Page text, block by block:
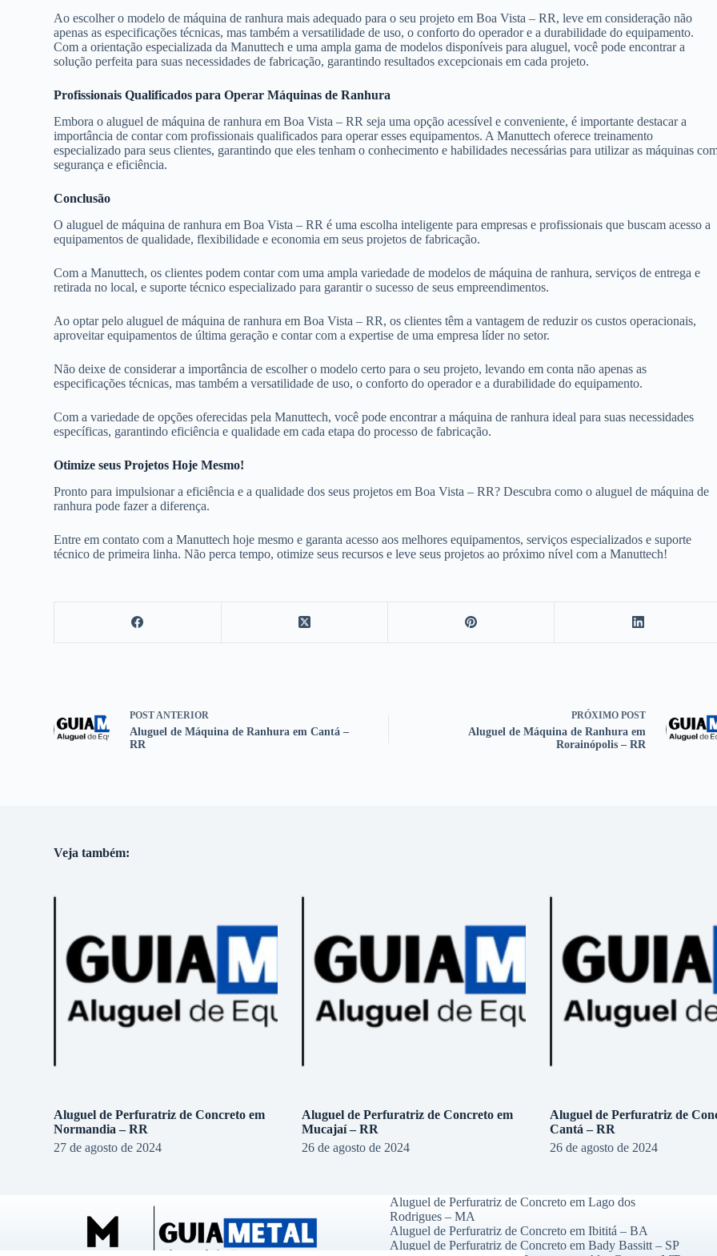
Ao escolher o modelo de máquina de ranhura mais adequado para o seu projeto em Boa Vista – RR, leve em consideração não
apenas as especificações técnicas, mas também a versatilidade de uso, o conforto do operador e a durabilidade do equipamento.
Com a orientação especializada da Manuttech e uma ampla gama de modelos disponíveis para aluguel, você pode encontrar a
solução perfeita para suas necessidades de fabricação, garantindo resultados excepcionais em cada projeto.
Profissionais Qualificados para Operar Máquinas de Ranhura
Embora o aluguel de máquina de ranhura em Boa Vista – RR seja uma opção acessível e conveniente, é importante destacar a
importância de contar com profissionais qualificados para operar esses equipamentos. A Manuttech oferece treinamento
especializado para seus clientes, garantindo que eles tenham o conhecimento e habilidades necessárias para utilizar as máquinas
segurança e eficiência.
Conclusão
O aluguel de máquina de ranhura em Boa Vista – RR é uma escolha inteligente para empresas e profissionais que buscam acesso a
equipamentos de qualidade, flexibilidade e economia em seus projetos de fabricação.
Com a Manuttech, os clientes podem contar com uma ampla variedade de modelos de máquina de ranhura, serviços de entrega e
retirada no local, e suporte técnico especializado para garantir o sucesso de seus empreendimentos.
Ao optar pelo aluguel de máquina de ranhura em Boa Vista – RR, os clientes têm a vantagem de reduzir os custos operacionais,
aproveitar equipamentos de última geração e contar com a expertise de uma empresa líder no setor.
Não deixe de considerar a importância de escolher o modelo certo para o seu projeto, levando em conta não apenas as
especificações técnicas, mas também a versatilidade de uso, o conforto do operador e a durabilidade do equipamento.
Com a variedade de opções oferecidas pela Manuttech, você pode encontrar a máquina de ranhura ideal para suas necessidades
específicas, garantindo eficiência e qualidade em cada etapa do processo de fabricação.
Otimize seus Projetos Hoje Mesmo!
Pronto para impulsionar a eficiência e a qualidade dos seus projetos em Boa Vista – RR? Descubra como o aluguel de máquina de
ranhura pode fazer a diferença.
Entre em contato com a Manuttech hoje mesmo e garanta acesso aos melhores equipamentos, serviços especializados e suporte
técnico de primeira linha. Não perca tempo, otimize seus recursos e leve seus projetos ao próximo nível com a Manuttech!
POSTANTERIOR
Aluguel de Máquina de Ranhura em Cantá –
RR
PRÓXIMO POST
Aluguel de Máquina de Ranhura em
Rorainópolis – RR
Veja também:
Aluguel de Perfuratriz de Concreto em
Normandia – RR
27 de agosto de 2024
Aluguel de Perfuratriz de Concreto em
Mucajaí – RR
26 de agosto de 2024
Aluguel de Perfuratriz de
Cantá – RR
26 de agosto de 2024
Aluguel de Perfuratriz de Concreto em Lago dos
Rodrigues – MA
Aluguel de Perfuratriz de Concreto em Ibititá – BA
Aluguel de Perfuratriz de Concreto em Bady Bassitt – SP